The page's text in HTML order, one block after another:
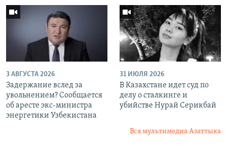
3 АВГУСТА 2026
Задержание вслед за
увольнением? Сообщается
об аресте экс-министра
энергетики Узбекистана
31 ИЮЛЯ 2026
В Казахстане идет суд по
делу о сталкинге и
убийстве Нурай Серикбай
Вся мультимедиа Азаттыка